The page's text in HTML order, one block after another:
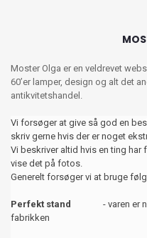
Moster Olga er en veldrevet
60’er lamper, design og alt det
antikvitetshandel.
Vi forsøger at give så god en
skriv gerne hvis der er noget
Vi beskriver altid hvis en ting
vise det på fotos.
Generelt forsøger vi at bruge
Perfekt stand - varen er
fabrikken